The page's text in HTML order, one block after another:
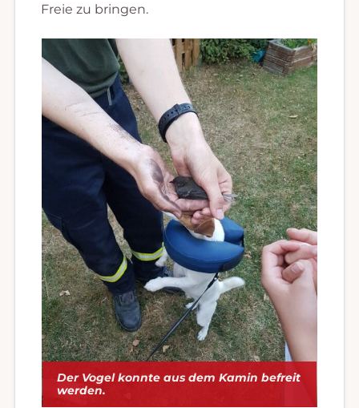
Freie zu bringen.
Der Vogel konnte aus dem Kamin befreit
werden.